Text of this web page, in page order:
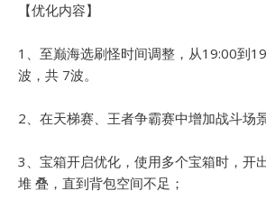
【优化内容】
1、至巅海选刷怪时间调整，从19:00到
波，共 7波。
2、在天梯赛、王者争霸赛中增加战斗场景
3、宝箱开启优化，使用多个宝箱时，开
堆 叠，直到背包空间不足；